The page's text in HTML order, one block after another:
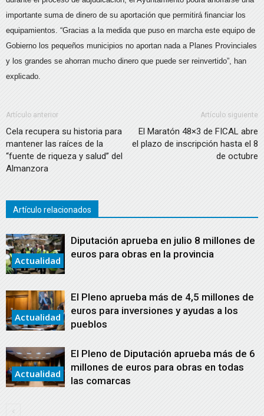
importante suma de dinero de su aportación que permitirá financiar los
equipamientos. “Gracias a la medida que puso en marcha este equipo de
Gobierno los pequeños municipios no aportan nada a Planes Provinciales
y los grandes se ahorran mucho dinero que puede ser reinvertido”, han
explicado.
Artículo anterior
Cela recupera su historia para
mantener las raíces de la
“fuente de riqueza y salud” del
Almanzora
Artículo siguiente
El Maratón 48×3 de FICAL abre
el plazo de inscripción hasta el 8
de octubre
Artículo relacionados
Actualidad
Diputación aprueba en julio 8 millones de
euros para obras en la provincia
Actualidad
El Pleno aprueba más de 4,5 millones de
euros para inversiones y ayudas a los
pueblos
Actualidad
El Pleno de Diputación aprueba más de 6
millones de euros para obras en todas
las comarcas